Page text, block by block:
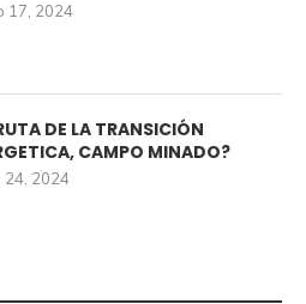
17, 2024
DE LA TRANSICIÓN
CAMPO MINADO?
24, 2024